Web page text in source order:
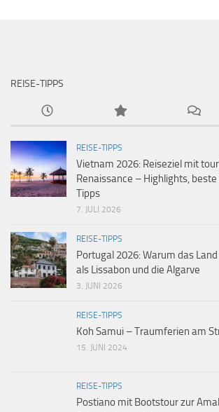
REISE-TIPPS
REISE-TIPPS
Vietnam 2026: Reiseziel mit
Renaissance – Highlights,
Tipps
7. JULI 2026
REISE-TIPPS
Portugal 2026: Warum das
als Lissabon und die Algarve
3. JUNI 2026
REISE-TIPPS
Koh Samui – Traumferien am
15. JUNI 2024
REISE-TIPPS
Postiano mit Bootstour zur